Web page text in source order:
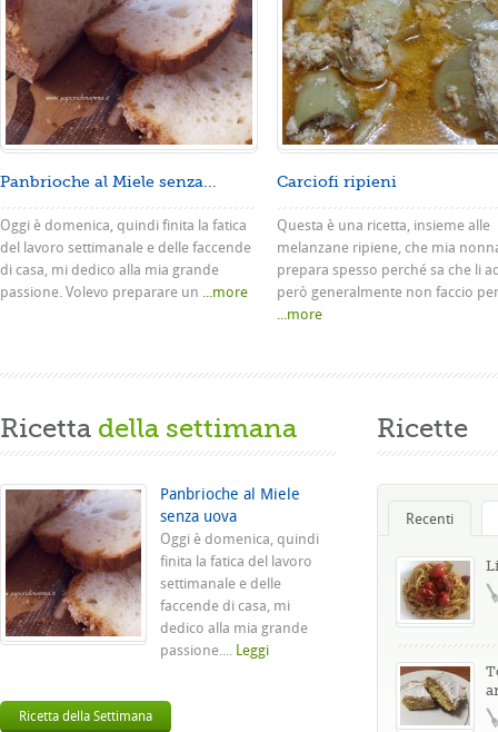
Panbrioche al Miele senza...
Oggi è domenica, quindi finita la fatica
del lavoro settimanale e delle faccende
di casa, mi dedico alla mia grande
passione. Volevo preparare un ...more
Carciofi ripieni
Questa è una ricetta, insieme alle
melanzane ripiene, che mia
prepara spesso perché sa che li
però generalmente non faccio
...more
Ricetta della settimana
Panbrioche al Miele
senza uova
Oggi è domenica, quindi
finita la fatica del lavoro
settimanale e delle
faccende di casa, mi
dedico alla mia grande
passione.... Leggi
Ricetta della Settimana
Ricette
Recenti